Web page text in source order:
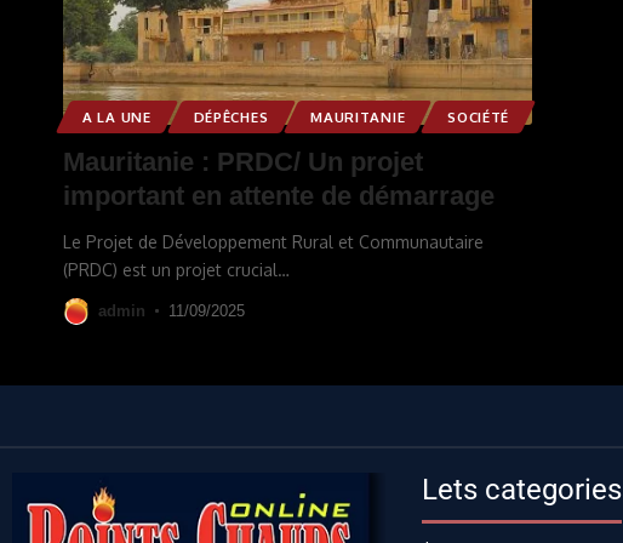
A LA UNE DÉPÊCHES MAURITANIE SOCIÉTÉ
Mauritanie : PRDC/ Un projet
important en attente de démarrage
Le Projet de Développement Rural et Communautaire
(PRDC) est un projet crucial…
admin 11/09/2025
Lets categories